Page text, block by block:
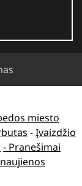
miesto
-Įvaizdžio
- Pranešimai